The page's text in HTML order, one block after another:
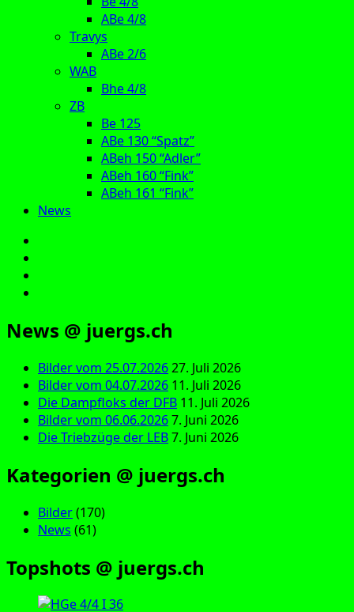
ABe 4/8
Travys
ABe 2/6
WAB
Bhe 4/8
ZB
Be 125
ABe 130 “Spatz”
ABeh 150 “Adler”
ABeh 160 “Fink”
ABeh 161 “Fink”
News
News @ juergs.ch
Bilder vom 25.07.202627. Juli 2026
Bilder vom 04.07.2026 11. Juli 2026
Die Dampfloks der DFB 11. Juli 2026
Bilder vom 06.06.20267. Juni 2026
Die Triebzüge der LEB7. Juni 2026
Kategorien @ juergs.ch
Bilder(170)
News (61)
Topshots @ juergs.ch